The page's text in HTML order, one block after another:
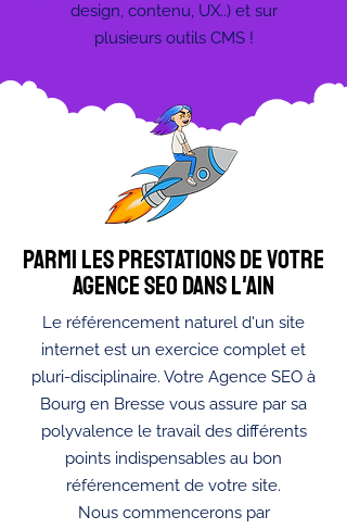
design, contenu, UX..) et sur
plusieurs outils CMS !
Parmi les prestations de votre
agence SEO dans l'ain
Le référencement naturel d'un site
internet est un exercice complet et
pluri-disciplinaire. Votre Agence SEO à
Bourg en Bresse vous assure par sa
polyvalence le travail des différents
points indispensables au bon
référencement de votre site.
Nous commencerons par